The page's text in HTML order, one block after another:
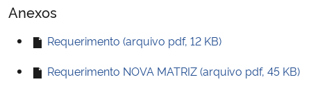
Banco Central do Brasil
Anexos
Requerimento (arquivo pdf, 12 KB)
Requerimento NOVA MATRIZ (arquivo pdf, 45 KB)